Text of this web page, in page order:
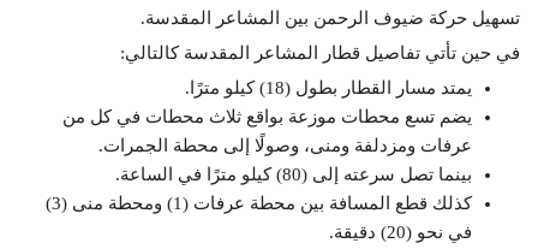
تسهيل حركة ضيوف الرحمن بين المشاعر المقدسة.
في حين تأتي تفاصيل قطار المشاعر المقدسة كالتالي:
يمتد مسار القطار بطول (18) كيلو مترًا.
يضم تسع محطات موزعة بواقع ثلاث محطات في كل من
عرفات ومزدلفة ومنى، وصولًا إلى محطة الجمرات.
بينما تصل سرعته إلى (80) كيلو مترًا في الساعة.
كذلك قطع المسافة بين محطة عرفات (1) ومحطة منى (3)
في نحو (20) دقيقة.